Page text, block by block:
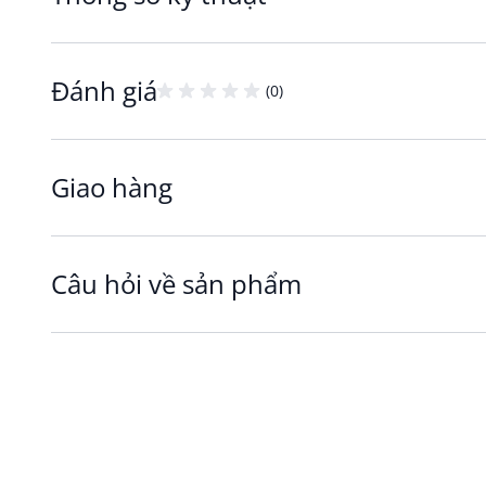
Khay trang trí SKULTORP sở hữu chất liệu bền bỉ
Sản phẩm được làm từ thuỷ tinh chất lượng cao,
Đánh giá (0)
Giao hàng
Câu hỏi về sản phẩm